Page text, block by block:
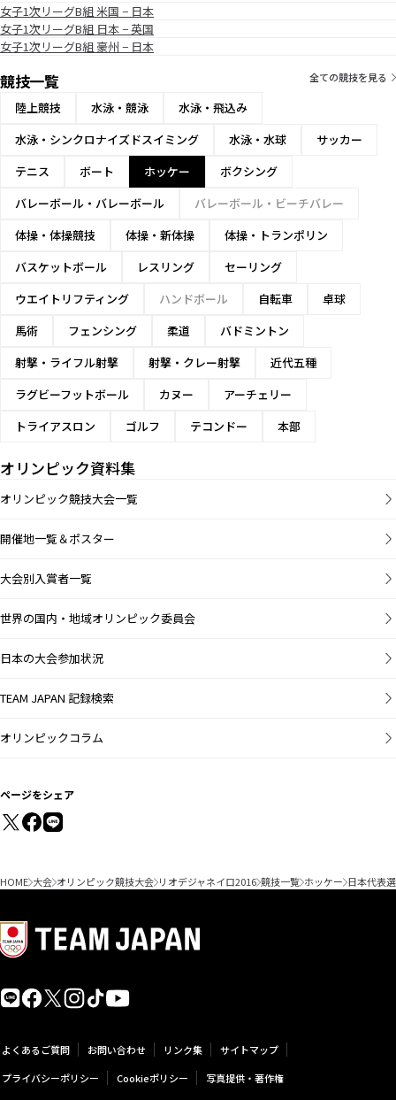
女子1次リーグB組 米国 − 日本
女子1次リーグB組 日本 − 英国
女子1次リーグB組 豪州 − 日本
競技一覧 全ての競技を見る
陸上競技 水泳・競泳
水泳・飛込み
水泳・シンクロナイズドスイミング
水泳・水球
サッカー
テニス
ボート ホッケー
ボクシング
バレーボール・バレーボール
バレーボール・ビーチバレー
体操・体操競技
体操・新体操
体操・トランポリン
バスケットボール
レスリング
セーリング
ウエイトリフティング
ハンドボール 自転車
卓球
馬術
フェンシング 柔道
バドミントン
射撃・ライフル射撃
射撃・クレー射撃
近代五種
ラグビーフットボール
カヌー
アーチェリー
トライアスロン
ゴルフ テコンドー 本部
オリンピック資料集
オリンピック競技大会一覧
開催地一覧＆ポスター
大会別入賞者一覧
世界の国内・地域オリンピック委員会
日本の大会参加状況
TEAM JAPAN 記録検索
オリンピックコラム
ページをシェア
HOME 大会 オリンピック競技大会 リオデジャネイロ2016 競技一覧 ホッケー 日本代表
よくあるご質問 お問い合わせ リンク集
サイトマップ
プライバシーポリシー
Cookieポリシー 写真提供・著作権